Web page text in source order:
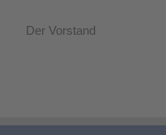
Der Vorstand